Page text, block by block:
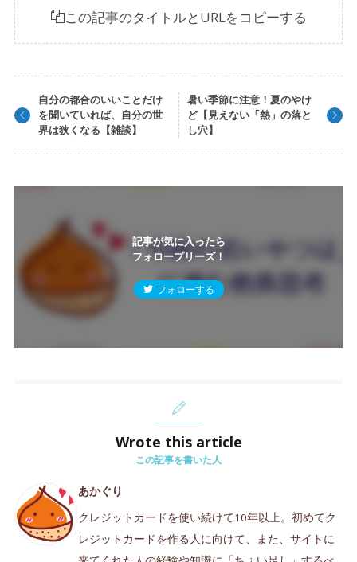
この記事のタイトルとURLをコピーする
自分の都合のいいことだけ
を聞いていれば、自分の世
界は狭くなる【雑談】
暑い季節に注意！夏のやけ
ど【見えない「熱」の落と
し穴】
記事が気に入ったら
フォロープリーズ！
フォローする
Wrote this article
この記事を書いた人
あかぐり
クレジットカードを使い続けて10年以上。初めてク
レジットカードを作る人に向けて、また、サイトに